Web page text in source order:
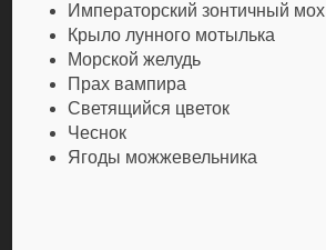
Императорский зонтичный мох
Крыло лунного мотылька
Морской желудь
Прах вампира
Светящийся цветок
Чеснок
Ягоды можжевельника